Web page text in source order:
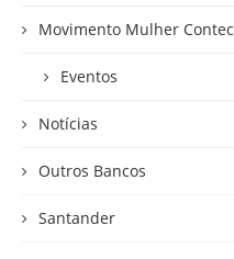
Movimento Mulher Contec
Eventos
Notícias
Outros Bancos
Santander